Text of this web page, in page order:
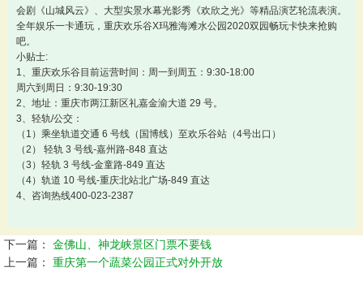
会剧《山城风云》、大型实景水幕光影秀《欢欣之光》等精品演艺轮流表演。
全年娱乐一卡通玩，重庆欢乐谷X玛雅海滩水公园2020双园畅玩卡快来抢购
吧。
小贴士:
1、重庆欢乐谷目前运营时间：周一到周五：9:30-18:00
周六到周日：9:30-19:30
2、地址：重庆市两江新区礼嘉金渝大道 29 号。
3、轻轨/公交：
（1）乘坐轨道交通 6 号线（国博线）至欢乐谷站（4号出口）
（2） 轻轨 3 号线-嘉州路-848 直达
（3）轻轨 3 号线-金童路-849 直达
（4）轨道 10 号线-重庆北站北广场-849 直达
4、咨询热线400-023-2387
下一篇： 金佛山、神龙峡景区门票不要钱
上一篇： 重庆第一个蔬菜公园正式对外开放